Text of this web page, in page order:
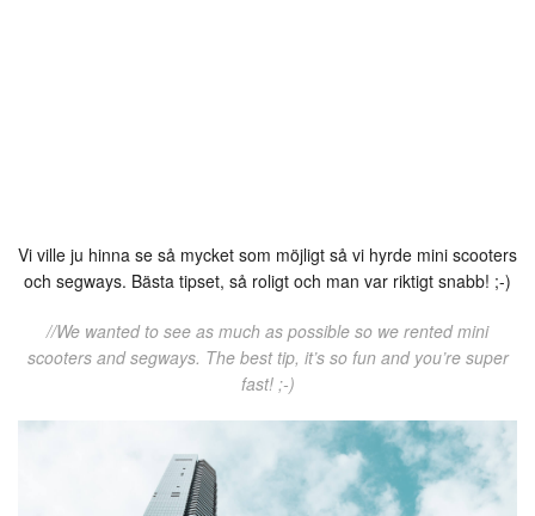
Vi ville ju hinna se så mycket som möjligt så vi hyrde mini scooters
och segways. Bästa tipset, så roligt och man var riktigt snabb! ;-)
//We wanted to see as much as possible so we rented mini
scooters and segways. The best tip, it’s so fun and you’re super
fast! ;-)